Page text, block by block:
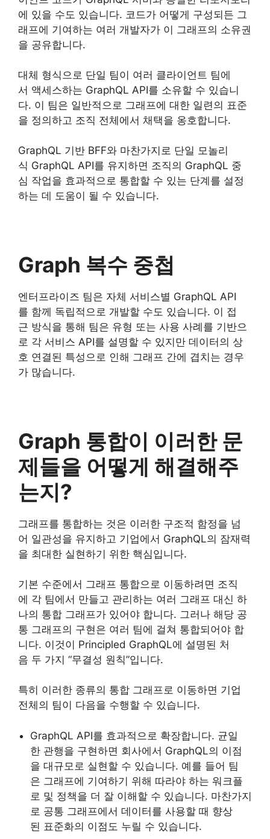
에 있을 수도 있습니다. 코드가 어떻게 구성되든 그
래프에 기여하는 여러 개발자가 이 그래프의 소유권
을 공유합니다.
대체 형식으로 단일 팀이 여러 클라이언트 팀에
서 액세스하는 GraphQL API를 소유할 수 있습니
다. 이 팀은 일반적으로 그래프에 대한 일련의 표준
을 정의하고 조직 전체에서 채택을 옹호합니다.
GraphQL 기반 BFF와 마찬가지로 단일 모놀리
식 GraphQL API를 유지하면 조직의 GraphQL 중
심 작업을 효과적으로 통합할 수 있는 단계를 설정
하는 데 도움이 될 수 있습니다.
Graph 복수 중첩
엔터프라이즈 팀은 자체 서비스별 GraphQL API
를 함께 독립적으로 개발할 수도 있습니다. 이 접
근 방식을 통해 팀은 유형 또는 사용 사례를 기반으
로 각 서비스 API를 설명할 수 있지만 데이터의 상
호 연결된 특성으로 인해 그래프 간에 겹치는 경우
가 많습니다.
Graph 통합이 이러한 문
제들을 어떻게 해결해주
는지?
그래프를 통합하는 것은 이러한 구조적 함정을 넘
어 일관성을 유지하고 기업에서 GraphQL의 잠재력
을 최대한 실현하기 위한 핵심입니다.
기본 수준에서 그래프 통합으로 이동하려면 조직
에 각 팀에서 만들고 관리하는 여러 그래프 대신 하
나의 통합 그래프가 있어야 합니다. 그러나 해당 공
통 그래프의 구현은 여러 팀에 걸쳐 통합되어야 합
니다. 이것이 Principled GraphQL에 설명된 처
음 두 가지 “무결성 원칙”입니다.
특히 이러한 종류의 통합 그래프로 이동하면 기업
전체의 팀이 다음을 수행할 수 있습니다.
GraphQL API를 효과적으로 확장합니다. 균일
한 관행을 구현하면 회사에서 GraphQL의 이점
을 대규모로 실현할 수 있습니다. 예를 들어 팀
은 그래프에 기여하기 위해 따라야 하는 워크플
로 및 정책을 더 잘 이해할 수 있습니다. 마찬가지
로 공통 그래프에서 데이터를 사용할 때 향상
된 표준화의 이점도 누릴 수 있습니다.